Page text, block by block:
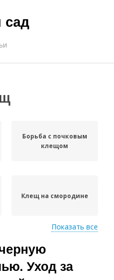
Борьба с почковым
клещом
Клещ на смородине
Смородинный клещ
Показать все
Уход за